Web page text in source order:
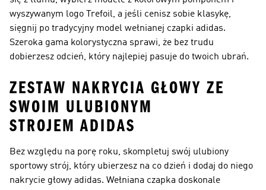
wyszywanym logo Trefoil, a jeśli cenisz sobie klasykę,
sięgnij po tradycyjny model wełnianej czapki adidas.
Szeroka gama kolorystyczna sprawi, że bez trudu
dobierzesz odcień, który najlepiej pasuje do twoich ubrań.
ZESTAW NAKRYCIA GŁOWY ZE
SWOIM ULUBIONYM
STROJEM ADIDAS
Bez względu na porę roku, skompletuj swój ulubiony
sportowy strój, który ubierzesz na co dzień i dodaj do niego
nakrycie głowy adidas. Wełniana czapka doskonale